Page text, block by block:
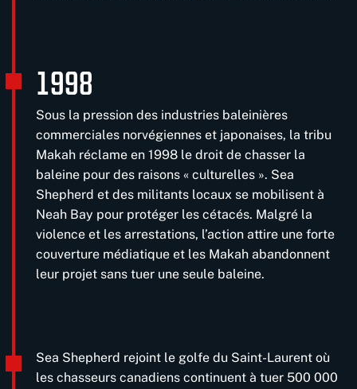
1998
Sous la pression des industries baleinières
commerciales norvégiennes et japonaises, la tribu
Makah réclame en 1998 le droit de chasser la
baleine pour des raisons « culturelles ». Sea
Shepherd et des militants locaux se mobilisent à
Neah Bay pour protéger les cétacés. Malgré la
violence et les arrestations, l’action attire une forte
couverture médiatique et les Makah abandonnent
leur projet sans tuer une seule baleine.
Sea Shepherd rejoint le golfe du Saint-Laurent où
les chasseurs canadiens continuent à tuer 500 000